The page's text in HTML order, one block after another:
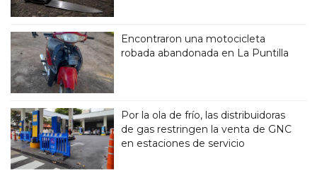
Encontraron una motocicleta
robada abandonada en La Puntilla
Por la ola de frío, las distribuidoras
de gas restringen la venta de GNC
en estaciones de servicio